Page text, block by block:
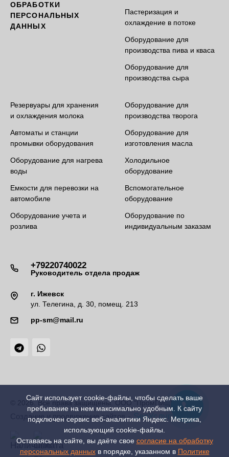
ОБРАБОТКИ
ПЕРСОНАЛЬНЫХ
ДАННЫХ
Пастеризация и
охлаждение в потоке
Оборудование для
производства пива и кваса
Оборудование для
производства сыра
Резервуары для хранения
и охлаждения молока
Автоматы и станции
промывки оборудования
Оборудование для нагрева
воды
Емкости для перевозки на
автомобиле
Оборудование учета и
розлива
Оборудование для
производства творога
Оборудование для
изготовления масла
Холодильное
оборудование
Вспомогательное
оборудование
Оборудование по
индивидуальным заказам
+79220740022
Руководитель отдела продаж
г. Ижевск
ул. Телегина, д. 30, помещ. 213
pp-sm@mail.ru
© 2026. Все права защищены. ООО "ПромПищМаш"
Создание и продвижение сайтов-SeoУслуга
Сайт использует cookie-файлы, чтобы сделать ваше
пребывание на нем максимально удобным. К cайту
подключен сервис веб-аналитики Яндекс. Метрика,
использующий cookie-файлы.
Оставаясь на сайте, вы даёте свое согласие на обработку
персональных данныхв порядке, указанном в Политике